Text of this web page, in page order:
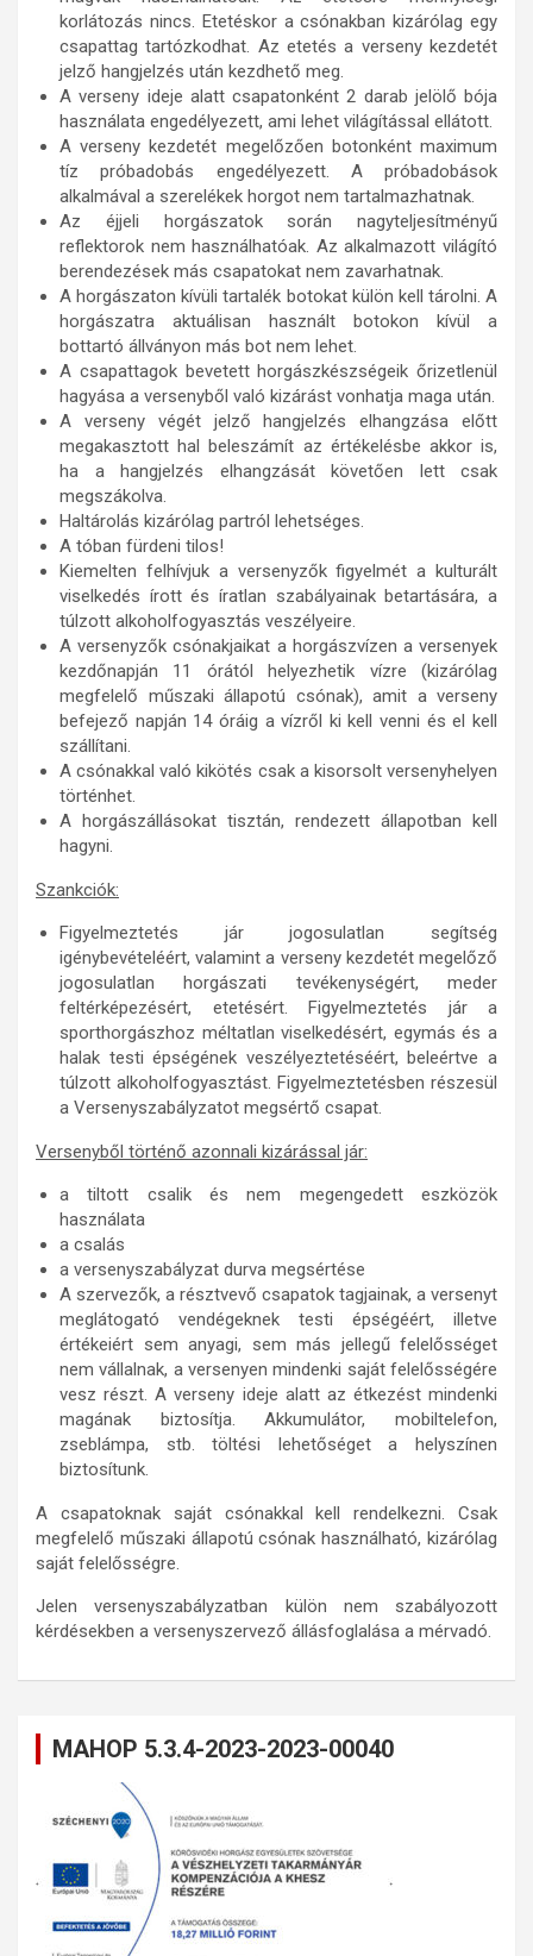
korlátozás nincs. Etetéskor a csónakban kizárólag egy
csapattag tartózkodhat. Az etetés a verseny kezdetét
jelző hangjelzés után kezdhető meg.
A verseny ideje alatt csapatonként 2 darab jelölő bója
használata engedélyezett, ami lehet világítással ellátott.
A verseny kezdetét megelőzően botonként maximum
tíz próbadobás engedélyezett. A próbadobások
alkalmával a szerelékek horgot nem tartalmazhatnak.
Az éjjeli horgászatok során nagyteljesítményű
reflektorok nem használhatóak. Az alkalmazott világító
berendezések más csapatokat nem zavarhatnak.
A horgászaton kívüli tartalék botokat külön kell tárolni. A
horgászatra aktuálisan használt botokon kívül a
bottartó állványon más bot nem lehet.
A csapattagok bevetett horgászkészségeik őrizetlenül
hagyása a versenyből való kizárást vonhatja maga után.
A verseny végét jelző hangjelzés elhangzása előtt
megakasztott hal beleszámít az értékelésbe akkor is,
ha a hangjelzés elhangzását követően lett csak
megszákolva.
Haltárolás kizárólag partról lehetséges.
A tóban fürdeni tilos!
Kiemelten felhívjuk a versenyzők figyelmét a kulturált
viselkedés írott és íratlan szabályainak betartására, a
túlzott alkoholfogyasztás veszélyeire.
A versenyzők csónakjaikat a horgászvízen a versenyek
kezdőnapján 11 órától helyezhetik vízre (kizárólag
megfelelő műszaki állapotú csónak), amit a verseny
befejező napján 14 óráig a vízről ki kell venni és el kell
szállítani.
A csónakkal való kikötés csak a kisorsolt versenyhelyen
történhet.
A horgászállásokat tisztán, rendezett állapotban kell
hagyni.
Szankciók:
Figyelmeztetés jár jogosulatlan segítség
igénybevételéért, valamint a verseny kezdetét megelőző
jogosulatlan horgászati tevékenységért, meder
feltérképezésért, etetésért. Figyelmeztetés jár a
sporthorgászhoz méltatlan viselkedésért, egymás és a
halak testi épségének veszélyeztetéséért, beleértve a
túlzott alkoholfogyasztást. Figyelmeztetésben részesül
a Versenyszabályzatot megsértő csapat.
Versenyből történő azonnali kizárással jár:
a tiltott csalik és nem megengedett eszközök
használata
a csalás
a versenyszabályzat durva megsértése
A szervezők, a résztvevő csapatok tagjainak, a versenyt
meglátogató vendégeknek testi épségéért, illetve
értékeiért sem anyagi, sem más jellegű felelősséget
nem vállalnak, a versenyen mindenki saját felelősségére
vesz részt. A verseny ideje alatt az étkezést mindenki
magának biztosítja. Akkumulátor, mobiltelefon,
zseblámpa, stb. töltési lehetőséget a helyszínen
biztosítunk.
A csapatoknak saját csónakkal kell rendelkezni. Csak
megfelelő műszaki állapotú csónak használható, kizárólag
saját felelősségre.
Jelen versenyszabályzatban külön nem szabályozott
kérdésekben a versenyszervező állásfoglalása a mérvadó.
MAHOP 5.3.4-2023-2023-00040